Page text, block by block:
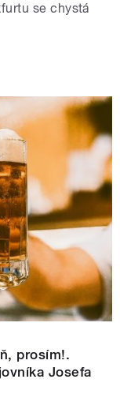
se chystá
prosím!.
Josefa